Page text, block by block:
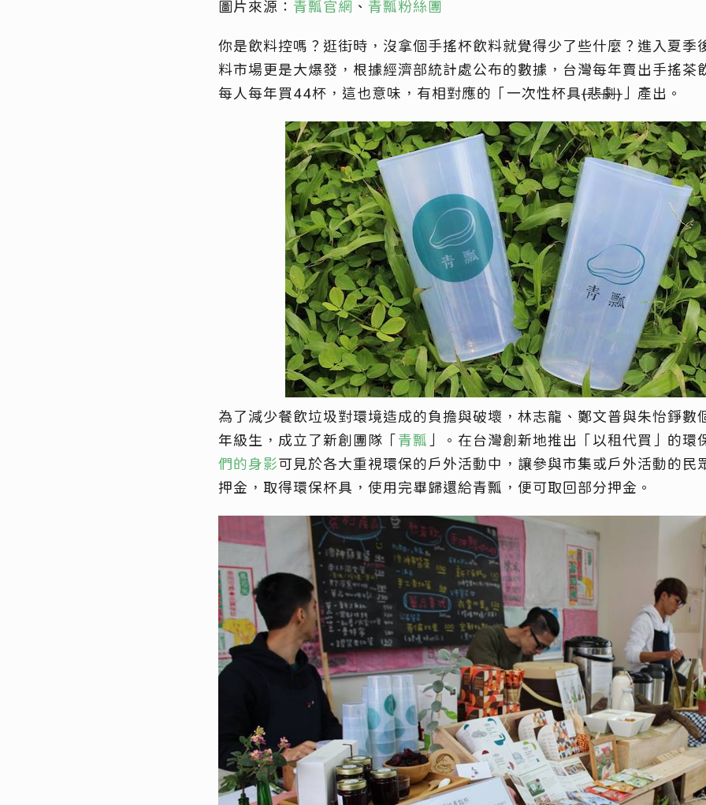
圖片來源： 青瓢官網 、 青瓢粉絲團
你是飲料控嗎？逛街時，沒拿個手搖杯飲料就覺得少了些什麼？進入夏季
料市場更是大爆發，根據經濟部統計處公布的數據，台灣每年賣出手搖茶
每人每年買44杯，這也意味，有相對應的「一次性杯具(悲劇)」產出。
為了減少餐飲垃圾對環境造成的負擔與破壞，林志龍、鄭文普與朱怡錚數
年級生，成立了新創團隊「 青瓢 」。在台灣創新地推出「以租代買」的環
們的身影可見於各大重視環保的戶外活動中，讓參與市集或戶外活動的民
押金，取得環保杯具，使用完畢歸還給青瓢，便可取回部分押金。